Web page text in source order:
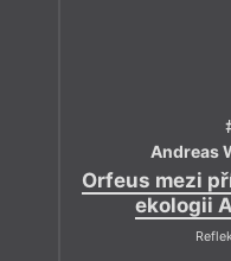
Andreas
Orfeus mezi
ekologii